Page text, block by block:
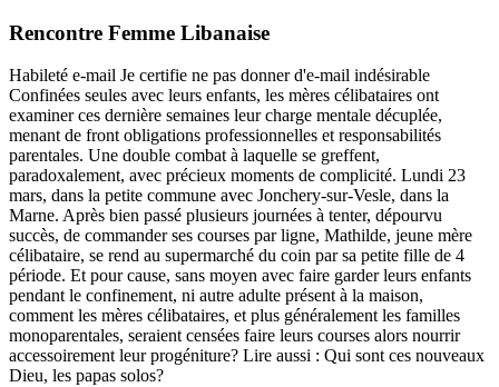
Rencontre Femme Libanaise
Habileté e-mail Je certifie ne pas donner d'e-mail indésirable
Confinées seules avec leurs enfants, les mères célibataires ont
examiner ces dernière semaines leur charge mentale décuplée,
menant de front obligations professionnelles et responsabilités
parentales. Une double combat à laquelle se greffent,
paradoxalement, avec précieux moments de complicité. Lundi 23
mars, dans la petite commune avec Jonchery-sur-Vesle, dans la
Marne. Après bien passé plusieurs journées à tenter, dépourvu
succès, de commander ses courses par ligne, Mathilde, jeune mère
célibataire, se rend au supermarché du coin par sa petite fille de 4
période. Et pour cause, sans moyen avec faire garder leurs enfants
pendant le confinement, ni autre adulte présent à la maison,
comment les mères célibataires, et plus généralement les familles
monoparentales, seraient censées faire leurs courses alors nourrir
accessoirement leur progéniture? Lire aussi : Qui sont ces nouveaux
Dieu, les papas solos?